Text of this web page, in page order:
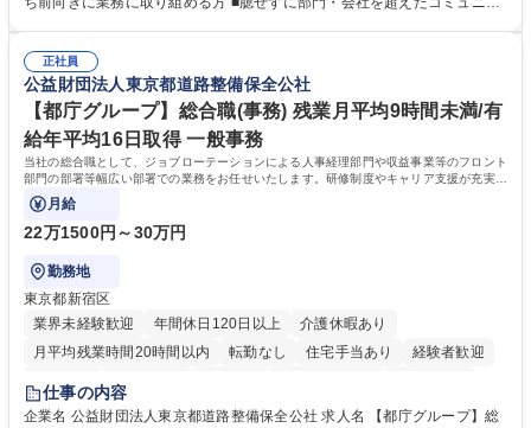
務人事】経験者歓迎！/阪急阪神HDグループ/年休124日
囲のメンバーと協調しつつ主体性を持って能動的に業務を推進できる方 学
歴・資格 学歴：大学院 大学 高専 短大 専修学校 高校 語学力： 資格：
正社員
公益財団法人東京都道路整備保全公社
【都庁グループ】総合職(事務) 残業月平均9時間未満/有
給年平均16日取得 一般事務
当社の総合職として、ジョブローテーションによる人事経理部門や収益事業等のフロント
部門の部署等幅広い部署での業務をお任せいたします。研修制度やキャリア支援が充実し
ております！ ※下記業務詳細
月給
22万1500円～30万円
勤務地
東京都新宿区
業界未経験歓迎
年間休日120日以上
介護休暇あり
月平均残業時間20時間以内
転勤なし 住宅手当あり
経験者歓迎
研修あり
退職金あり
駅近5分以内
資格取得手当あり 食事補助あり
仕事の内容
企業名 公益財団法人東京都道路整備保全公社 求人名 【都庁グループ】総